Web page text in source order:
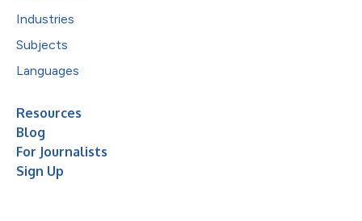
Industries
Subjects
Languages
Resources
Blog
For Journalists
Sign Up